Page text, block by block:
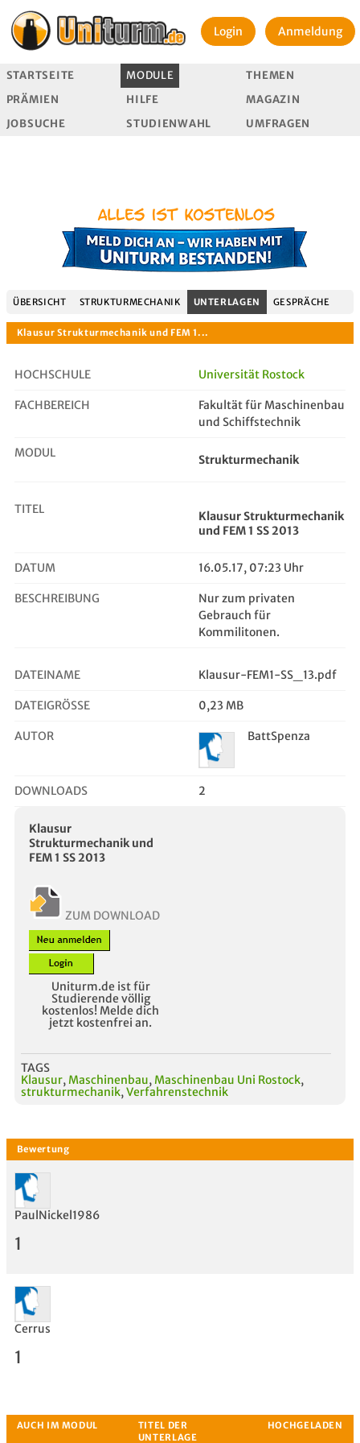
Login Anmeldung
STARTSEITE MODULE
THEMEN
PRÄMIEN
HILFE
MAGAZIN
JOBSUCHE
STUDIENWAHL UMFRAGEN
ÜBERSICHT STRUKTURMECHANIK UNTERLAGEN GESPRÄCHE
Klausur Strukturmechanik und FEM 1...
HOCHSCHULE Universität Rostock
FACHBEREICH
Fakultät für Maschinenbau
und Schiffstechnik
MODUL Strukturmechanik
TITEL
Klausur Strukturmechanik
und FEM 1 SS 2013
DATUM 16.05.17, 07:23 Uhr
BESCHREIBUNG
Nur zum privaten
Gebrauch für
Kommilitonen.
DATEINAME Klausur-FEM1-SS_13.pdf
DATEIGRÖSSE 0,23 MB
AUTOR BattSpenza
DOWNLOADS 2
Klausur
Strukturmechanik und
FEM 1 SS 2013
ZUM DOWNLOAD
Uniturm.de ist für
Studierende völlig
kostenlos! Melde dich
jetzt kostenfrei an.
TAGS
Klausur, Maschinenbau, Maschinenbau Uni Rostock,
strukturmechanik, Verfahrenstechnik
PaulNickel1986
1
Cerrus
1